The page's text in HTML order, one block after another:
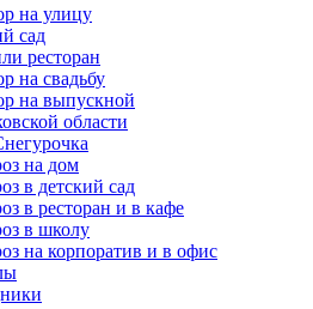
на улицу
сад
ресторан
на свадьбу
на выпускной
области
на дом
в детский сад
в ресторан и в кафе
в школу
на корпоратив и в офис